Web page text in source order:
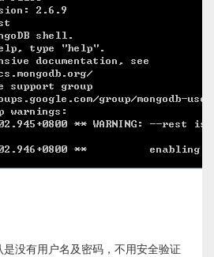
没有用户名及密码，不用安全验证